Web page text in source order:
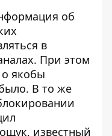
об
в
При этом
якобы
В то же
известный